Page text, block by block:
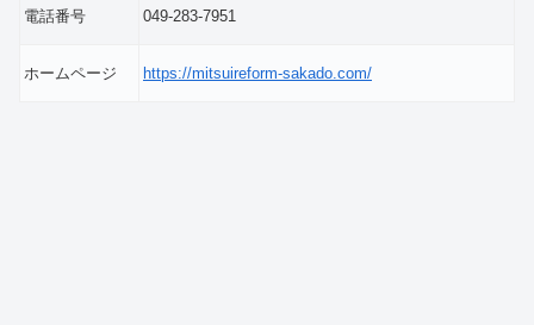
電話番号 049-283-7951
ホームページ https://mitsuireform-sakado.com/